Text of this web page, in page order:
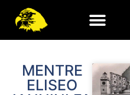
MENTRE
ELISEO